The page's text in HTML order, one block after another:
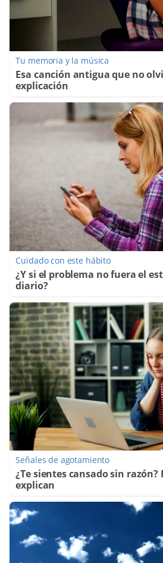
Tu memoria y la música
Esa canción antigua que no
explicación
Cuidado con este hábito
¿Y si el problema no fuera el
diario?
Señales de agotamiento
¿Te sientes cansado sin razón?
explican